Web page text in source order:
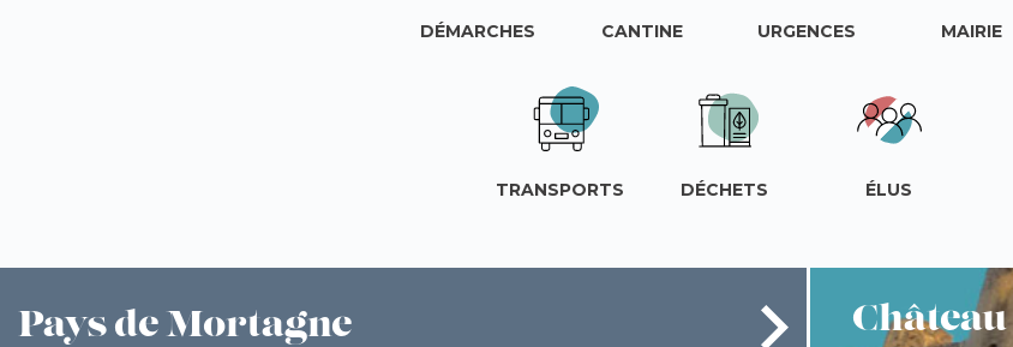
DÉMARCHES CANTINE URGENCES MAIRIE
TRANSPORTS DÉCHETS ÉLUS
Pays de Mortagne Château